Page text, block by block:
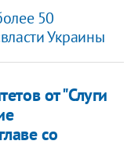
50
Украины
от "Слуги
со